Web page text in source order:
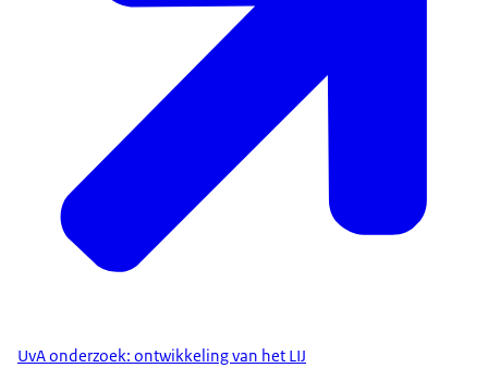
UvA onderzoek: ontwikkeling van het LIJ